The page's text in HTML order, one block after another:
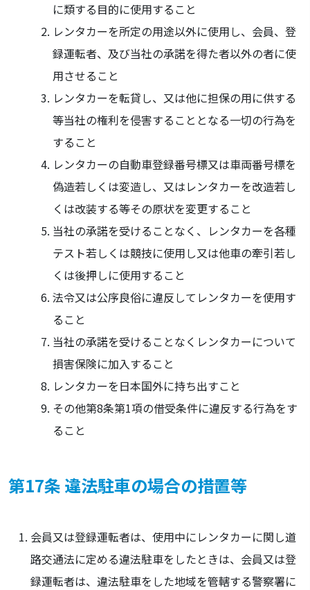
に類する目的に使用すること
レンタカーを所定の用途以外に使用し、会員、登
録運転者、及び当社の承諾を得た者以外の者に使
用させること
レンタカーを転貸し、又は他に担保の用に供する
等当社の権利を侵害することとなる一切の行為を
すること
レンタカーの自動車登録番号標又は車両番号標を
偽造若しくは変造し、又はレンタカーを改造若し
くは改装する等その原状を変更すること
当社の承諾を受けることなく、レンタカーを各種
テスト若しくは競技に使用し又は他車の牽引若し
くは後押しに使用すること
法令又は公序良俗に違反してレンタカーを使用す
ること
当社の承諾を受けることなくレンタカーについて
損害保険に加入すること
レンタカーを日本国外に持ち出すこと
その他第8条第1項の借受条件に違反する行為をす
ること
第17条 違法駐車の場合の措置等
会員又は登録運転者は、使用中にレンタカーに関し道
路交通法に定める違法駐車をしたときは、会員又は登
録運転者は、違法駐車をした地域を管轄する警察署に